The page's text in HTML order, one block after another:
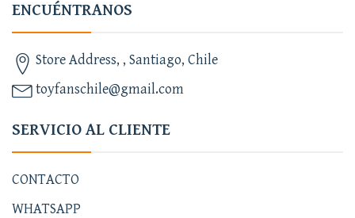
ENCUÉNTRANOS
Store Address, , Santiago, Chile
toyfanschile@gmail.com
SERVICIO AL CLIENTE
CONTACTO
WHATSAPP